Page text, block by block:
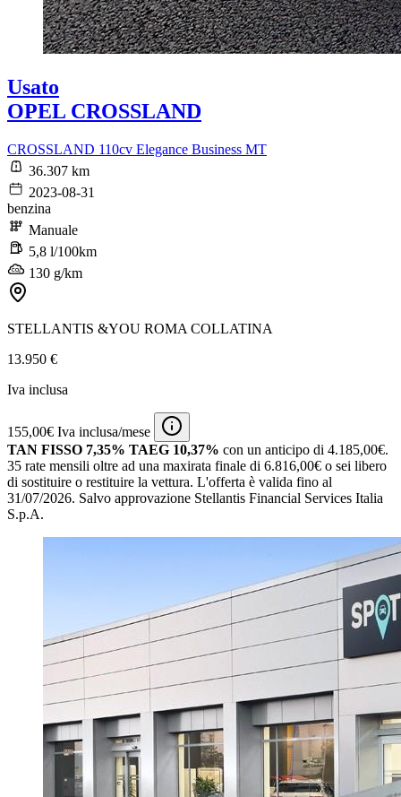
Usato
OPEL CROSSLAND
CROSSLAND 110cv Elegance Business MT
36.307 km
2023-08-31
benzina
Manuale
5,8 l/100km
130 g/km
STELLANTIS &YOU ROMA COLLATINA
13.950 €
Iva inclusa
155,00€ Iva inclusa/mese
TAN FISSO 7,35% TAEG 10,37% con un anticipo di 4.185,00€.
35 rate mensili oltre ad una maxirata finale di 6.816,00€ o sei libero
di sostituire o restituire la vettura. L'offerta è valida fino al
31/07/2026. Salvo approvazione Stellantis Financial Services Italia
S.p.A.